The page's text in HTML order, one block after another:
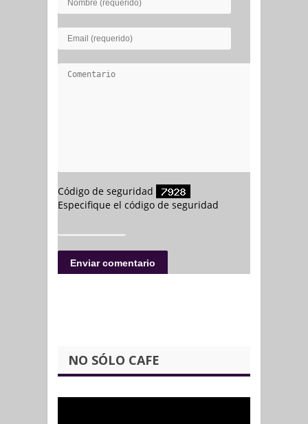
NO SÓLO CAFE